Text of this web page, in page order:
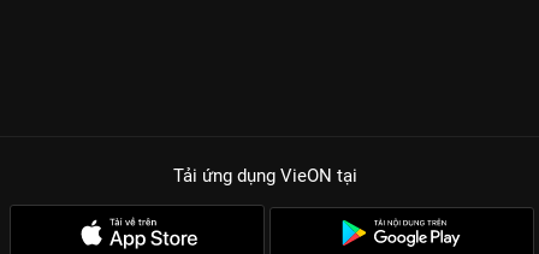
Tải ứng dụng VieON tại